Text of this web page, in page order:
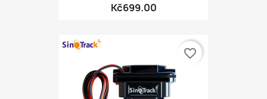
Kč699.00
favorite_border